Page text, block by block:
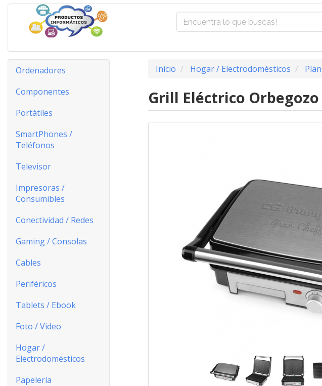
Ordenadores
Componentes
Portátiles
SmartPhones /
Teléfonos
Televisor
Impresoras /
Consumibles
Conectividad / Redes
Gaming / Consolas
Cables
Periféricos
Tablets / Ebook
Foto / Video
Hogar /
Electrodomésticos
Papelería
Inicio Hogar / Electrodomésticos
Grill Eléctrico Orbegozo